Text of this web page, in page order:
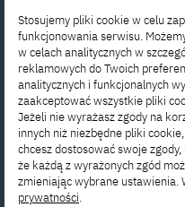
na
Stosujemy pliki cookie w celu
funkcjonowania serwisu.
w celach analitycznych w
reklamowych do Twoich
analitycznych i funkcjonalnych
zaakceptować wszystkie pliki
Jeżeli nie wyrażasz zgody na
innych niż niezbędne pliki
chcesz dostosować swoje
że każdą z wyrażonych zgód
zmieniając wybrane ustawienia.
prywatności.